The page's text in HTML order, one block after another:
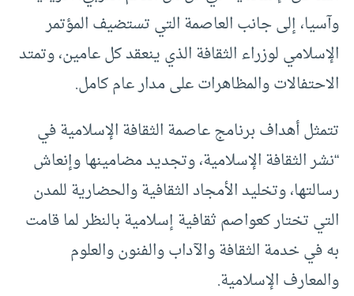
وآسيا، إلى جانب العاصمة التي تستضيف المؤتمر
الإسلامي لوزراء الثقافة الذي ينعقد كل عامين، وتمتد
الاحتفالات والمظاهرات على مدار عام كامل.
تتمثل أهداف برنامج عاصمة الثقافة الإسلامية في
“نشر الثقافة الإسلامية، وتجديد مضامينها وإنعاش
رسالتها، وتخليد الأمجاد الثقافية والحضارية للمدن
التي تختار كعواصم ثقافية إسلامية بالنظر لما قامت
به في خدمة الثقافة والآداب والفنون والعلوم
والمعارف الإسلامية.